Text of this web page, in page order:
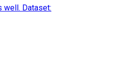
well. Dataset: